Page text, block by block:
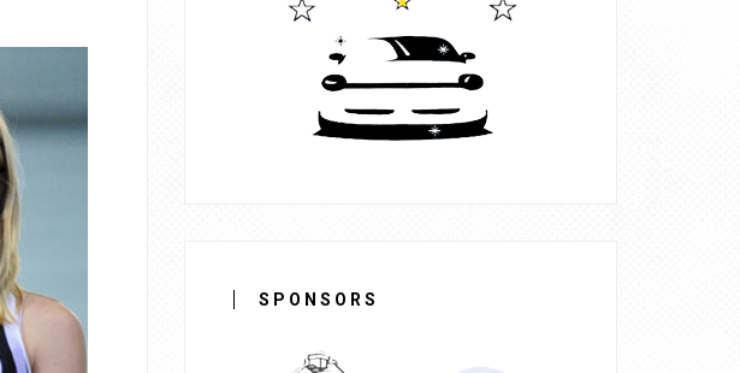
SPONSORS